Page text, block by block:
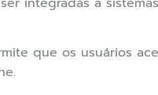
que os usuários